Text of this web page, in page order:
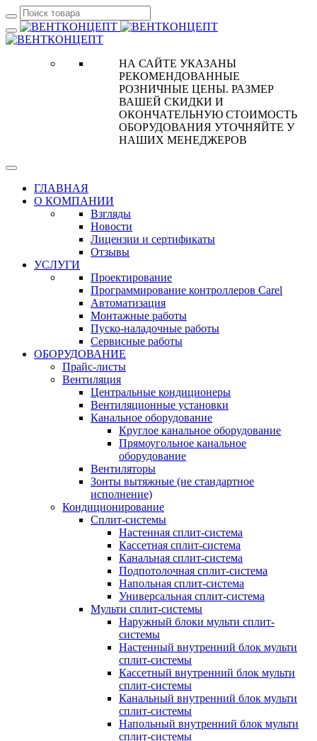
НА САЙТЕ УКАЗАНЫ
РЕКОМЕНДОВАННЫЕ
РОЗНИЧНЫЕ ЦЕНЫ. РАЗМЕР
ВАШЕЙ СКИДКИ И
ОКОНЧАТЕЛЬНУЮ СТОИМОСТЬ
ОБОРУДОВАНИЯ УТОЧНЯЙТЕ У
НАШИХ МЕНЕДЖЕРОВ
ГЛАВНАЯ
О КОМПАНИИ
Взгляды
Новости
Лицензии и сертификаты
Отзывы
УСЛУГИ
Проектирование
Программирование контроллеров Carel
Автоматизация
Монтажные работы
Пуско-наладочные работы
Сервисные работы
ОБОРУДОВАНИЕ
Прайс-листы
Вентиляция
Центральные кондиционеры
Вентиляционные установки
Канальное оборудование
Круглое канальное оборудование
Прямоугольное канальное
оборудование
Вентиляторы
Зонты вытяжные (не стандартное
исполнение)
Кондиционирование
Сплит-системы
Настенная сплит-система
Кассетная сплит-система
Канальная сплит-система
Подпотолочная сплит-система
Напольная сплит-система
Универсальная сплит-система
Мульти сплит-системы
Наружный блоки мульти сплит-
системы
Настенный внутренний блок мульти
сплит-системы
Кассетный внутренний блок мульти
сплит-системы
Канальный внутренний блок мульти
сплит-системы
Напольный внутренний блок мульти
сплит-системы